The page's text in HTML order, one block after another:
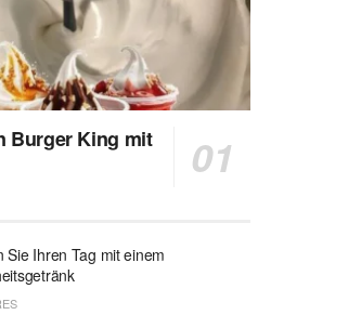
Burger King mit
Sie Ihren Tag mit einem